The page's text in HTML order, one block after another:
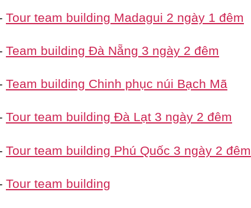
Tour team building Madagui 2 ngày 1 đêm
Team building Đà Nẵng 3 ngày 2 đêm
Team building Chinh phục núi Bạch Mã
Tour team building Đà Lạt 3 ngày 2 đêm
Tour team building Phú Quốc 3 ngày 2 đêm
Tour team building